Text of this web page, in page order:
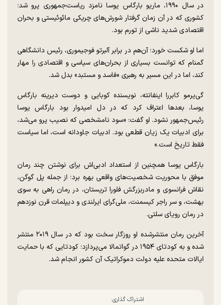
در سال ۱۹۹۰، ماریو بارگاس یوسا نامزد ریاست‌جمهوری پرو شد؛
کشوری که در آن زمان گرفتار شورش‌های چریکی مائوئیستی و بحران
اقتصادی شدید ناشی از تورم بود.
اما او شکست خورد؛ آن‌هم در برابر آلبرتو فوجیموری، رئیس دانشگاهی
گمنام که توانست بسیاری از بحران‌های سیاسی و اقتصادی را مهار
کند، اما در این مسیر به رهبری «فاسد و مستبد» بدل شد.
گی‌یرمو کابررا اینفانته، نویسنده کوبایی و دوست دیرینه بارگاس
یوسا، بعدها اعتراف کرد که در دل امیدوار بود بارگاس یوسا
رئیس‌جمهور نشود. او گفت: «سود نامشخصی که نصیب پرو می‌شد،
برای ادبیات یک زیان قطعی بود. ادبیات جاودانه است، اما سیاست
فقط تاریخ است.»
بارگاس یوسا همچنین از استعداد ادبی‌اش برای نوشتن چند رمان
موفق با محوریت شخصیت‌های واقعی بهره برد؛ از جمله پل‌ گوگن،
نقاش فرانسوی و مادربزرگش فلورا تریستان، در رمان راهی به سوی
بهشت، و سر راجر کیسمنت، ملی‌گرای ایرلندی و دیپلمات قرن نوزدهم
در رمان رویای سلتی.
آخرین رمان منتشرشده او روزگار سخت بود که در سال ۲۰۱۹ منتشر
شده و به کودتای ۱۹۵۴ در گواتمالا می‌پردازد؛ کودتایی که با حمایت
ایالات متحده علیه دولت دموکراتیک آن کشور انجام شد.
اشتراک گذاری: